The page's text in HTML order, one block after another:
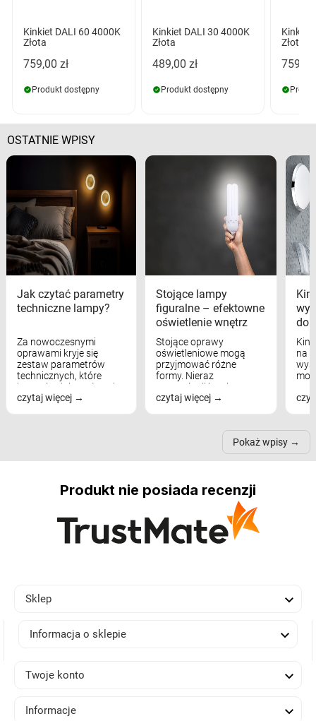
Kinkiet DALI 60 4000K
Złota
759,00 zł
Produkt dostępny
Kinkiet DALI 30 4000K
Złota
489,00 zł
Produkt dostępny
Kinkiet
Złota
759,00
OSTATNIE WPISY
Jak czytać parametry
techniczne lampy?
Za nowoczesnymi
oprawami kryje się
zestaw parametrów
technicznych, które
bezpośrednio wpływają
na komfort widzenia,
czytaj więcej
Stojące lampy
figuralne – efektowne
oświetlenie wnętrz
Stojące oprawy
oświetleniowe mogą
przyjmować różne
formy. Nieraz
wspominaliśmy już
modele na łukowych
nich może przydać się w
czytaj więcej
na
Pokaż wpisy
Produkt nie posiada recenzji
Sklep 
Informacja o sklepie 
Twoje konto 
Informacje 